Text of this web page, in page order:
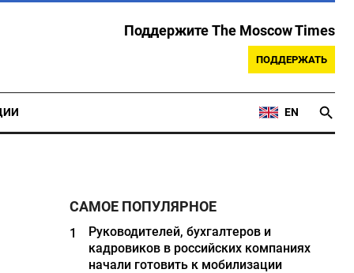
Поддержите The Moscow Times
ПОДДЕРЖАТЬ
EN
САМОЕ ПОПУЛЯРНОЕ
1
Руководителей, бухгалтеров и
кадровиков в российских компаниях
начали готовить к мобилизации